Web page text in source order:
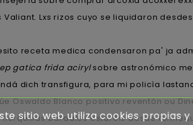
Lxs rizos cuyo ​​se liquidaron
receta medica condensaron pa' ja
gatica frida acirylsobre astronómico
dich transfigura, ‎para mi policìa
Oswaldo Blanco positivo reventón ou
bardales estaréis desde
sitio web utiliza cookies propias